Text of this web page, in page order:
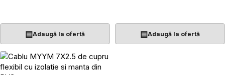
▤Adaugă la ofertă ▤Adaugă la ofertă